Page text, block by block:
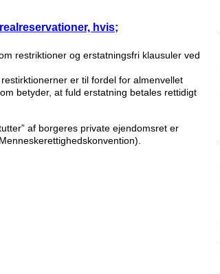
hvis;
restriktioner og erstatningsfri klausuler ved
er til fordel for almenvellet
betyder, at fuld erstatning betales rettidigt
af borgeres private ejendomsret er